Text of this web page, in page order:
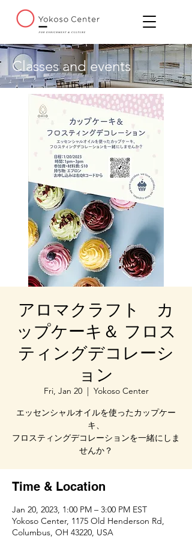
Classes and events
アロマクラフト カ
ップケーキ＆ フロス
ティングデコレーシ
ョン
Fri, Jan 20
  |
Yokoso Center
エッセンシャルオイルを使ったカップケー
キ、
フロスティングデコレーションを一緒にしま
せんか？
Time & Location
Jan 20, 2023, 1:00 PM – 3:00 PM EST
Yokoso Center, 1175 Old Henderson Rd,
Columbus, OH 43220, USA